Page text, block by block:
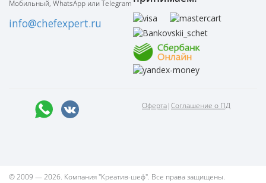
Мобильный, WhatsApp или Telegram
info@chefexpert.ru
Оферта|Соглашение о ПД
© 2009 — 2026. Компания "Креатив-шеф". Все права защищены.